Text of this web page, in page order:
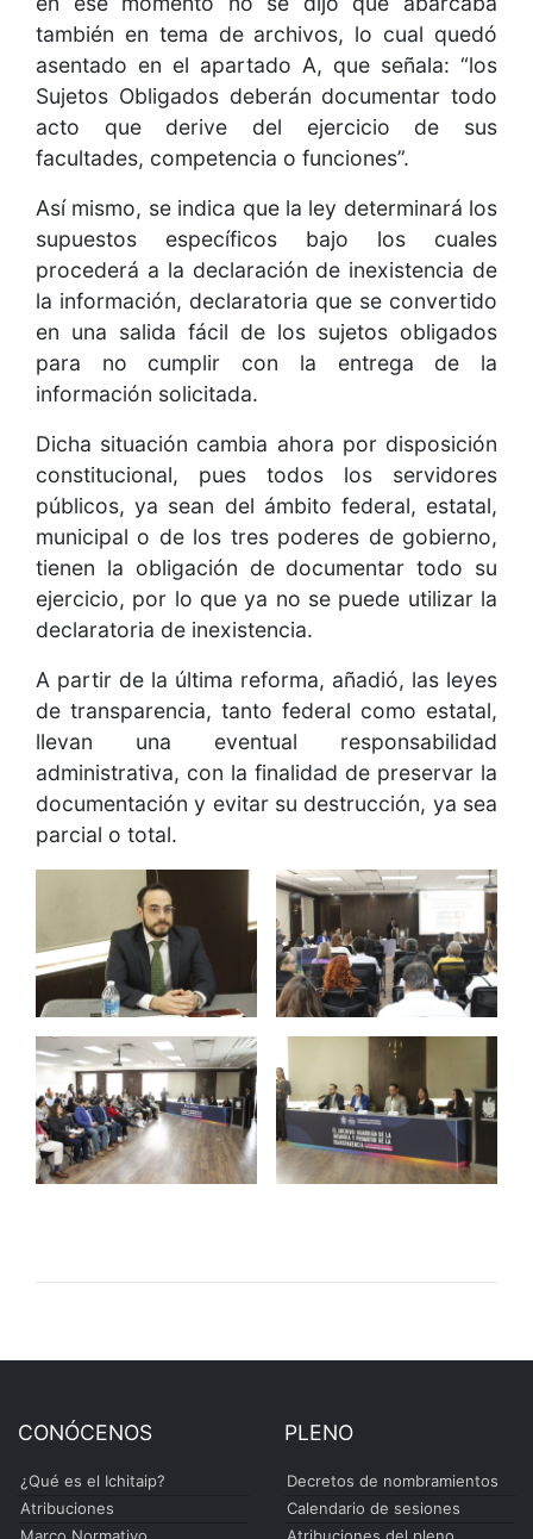
también en tema de archivos, lo cual quedó
asentado en el apartado A, que señala: “los
Sujetos Obligados deberán documentar todo
acto que derive del ejercicio de sus
facultades, competencia o funciones”.
Así mismo, se indica que la ley determinará los
supuestos específicos bajo los cuales
procederá a la declaración de inexistencia de
la información, declaratoria que se convertido
en una salida fácil de los sujetos obligados
para no cumplir con la entrega de la
información solicitada.
Dicha situación cambia ahora por disposición
constitucional, pues todos los servidores
públicos, ya sean del ámbito federal, estatal,
municipal o de los tres poderes de gobierno,
tienen la obligación de documentar todo su
ejercicio, por lo que ya no se puede utilizar la
declaratoria de inexistencia.
A partir de la última reforma, añadió, las leyes
de transparencia, tanto federal como estatal,
llevan una eventual responsabilidad
administrativa, con la finalidad de preservar la
documentación y evitar su destrucción, ya sea
parcial o total.
CONÓCENOS
¿Qué es el Ichitaip?
Atribuciones
PLENO
Decretos de nombramientos
Calendario de sesiones